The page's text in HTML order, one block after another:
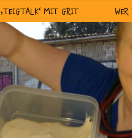
‚TEIGTALK‘ MIT GRIT